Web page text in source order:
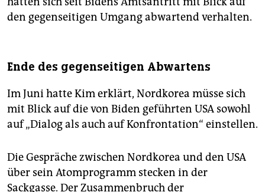
den gegenseitigen Umgang abwartend verhalten.
Ende des gegenseitigen Abwartens
Im Juni hatte Kim erklärt, Nordkorea müsse sich
mit Blick auf die von Biden geführten USA sowohl
auf „Dialog als auch auf Konfrontation“ einstellen.
Die Gespräche zwischen Nordkorea und den USA
über sein Atomprogramm stecken in der
Sackgasse. Der Zusammenbruch der